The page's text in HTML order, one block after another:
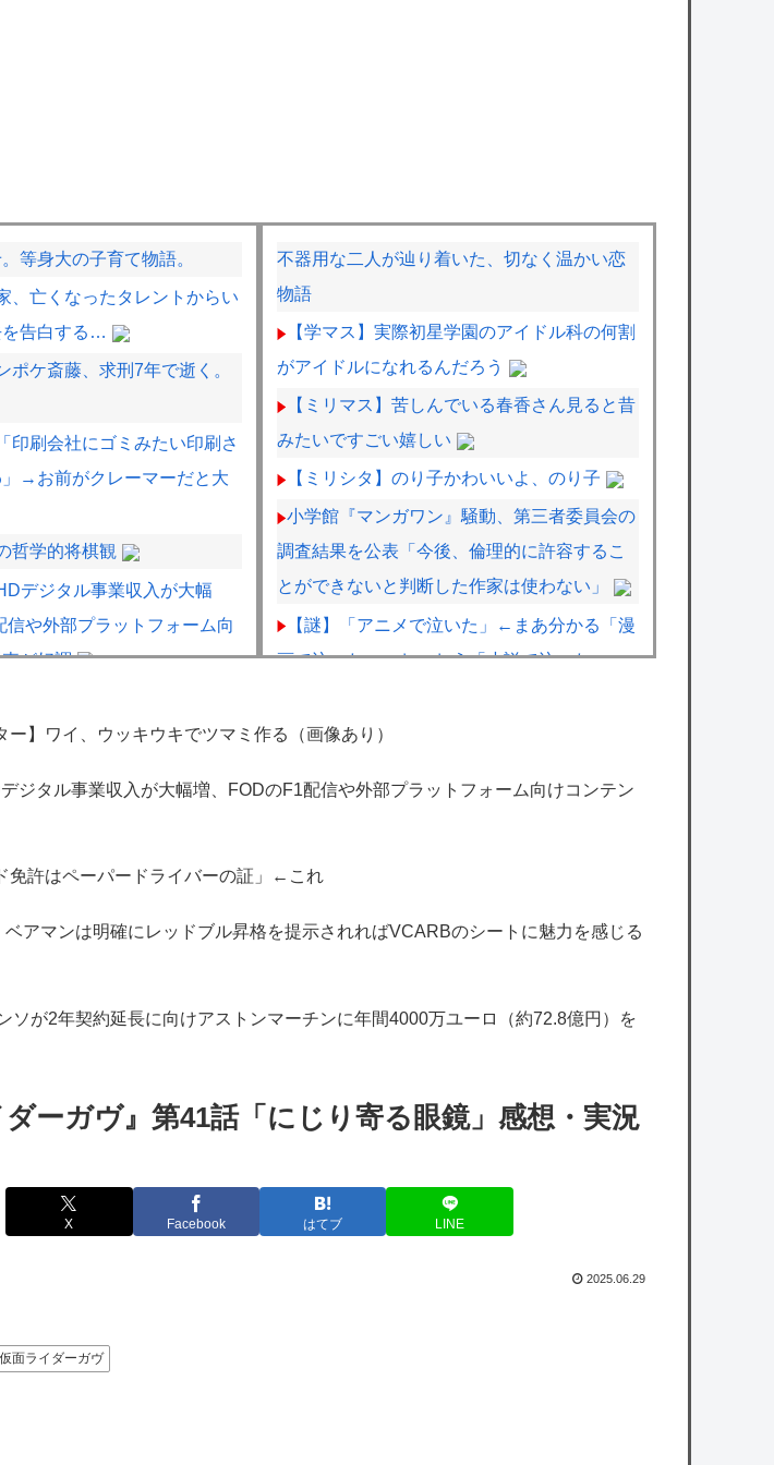
等身大の子育て物語。
、亡くなったタレントからい
を告白する…
ポケ斎藤、求刑7年で逝く。
印刷会社にゴミみたい印刷さ
→お前がクレーマーだと大
哲学的将棋観
デジタル事業収入が大幅
信や外部プラットフォーム向
が好調
年からのワンメイクタイヤ
ストン、GT300→ダンロッ
別！」日本の地震支援を申し
！」米国人が最も恐れる日本
本経済を支えて生かしている
理由がこちら…」→「日本
お前がナンバーワンだ」 熊
の対応のスピードに世界が
合いだからなぁ（約100人）
不器用な二人が辿り着いた、切なく温かい恋
物語
【学マス】実際初星学園のアイドル科の何割
がアイドルになれるんだろう
【ミリマス】苦しんでいる春香さん見ると昔
みたいですごい嬉しい
【ミリシタ】のり子かわいいよ、のり子
小学館『マンガワン』騒動、第三者委員会の
調査結果を公表「今後、倫理的に許容するこ
とができないと判断した作家は使わない」
【謎】「アニメで泣いた」←まあ分かる「漫
画で泣いた」←お、おう「小説で泣いた」←
ラブコメ漫画で応援してたヒロインが負けた
【にじさんじ】舞元、弟への誕生日プレゼン
【艦これ】E5クリアした人に聞きたいんだ
【艦これ】みんなもう終わってそうだから聞
くんだけど E3-2ってサブの穴が空いてないダ
イハツ駆逐並べて 高速＋とかしてるとアホほ
ー】ワイ、ウッキウキでツマミ作る（画像あり）
ジタル事業収入が大幅増、FODのF1配信や外部プラットフォーム向けコンテン
免許はペーパードライバーの証」←これ
アマンは明確にレッドブル昇格を提示されればVCARBのシートに魅力を感じる
ソが2年契約延長に向けアストンマーチンに年間4000万ユーロ（約72.8億円）を
ダーガヴ』第41話「にじり寄る眼鏡」感想・実況
X Facebook はてブ LINE
2025.06.29
仮面ライダーガヴ